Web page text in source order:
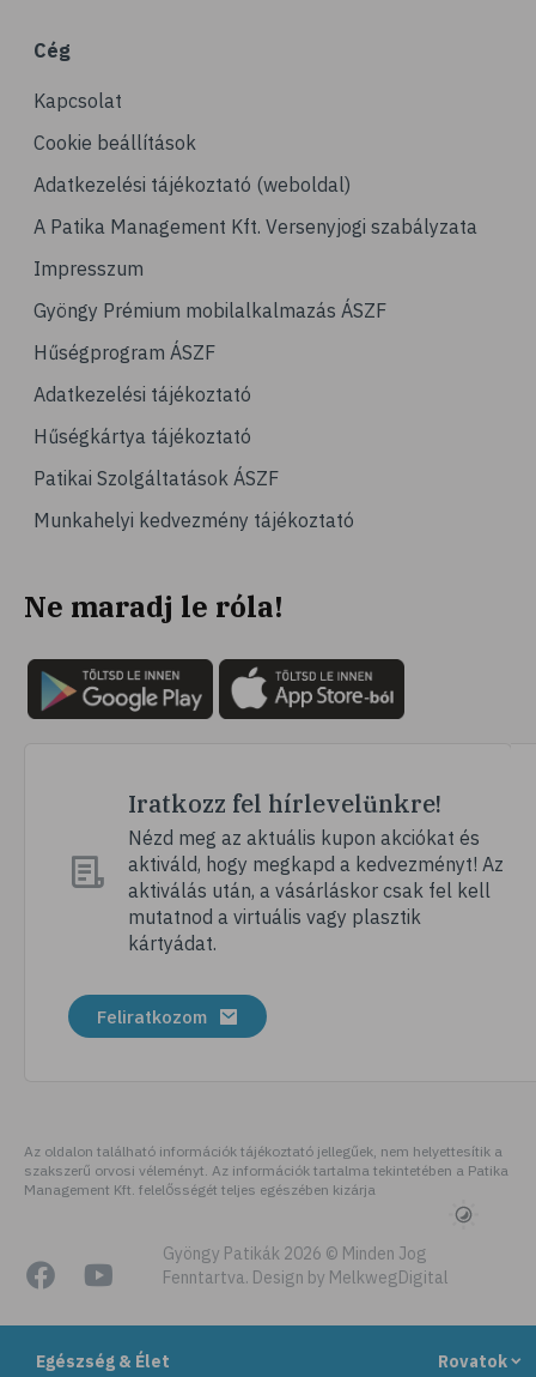
Egészség & Élet Rovatok
# csonttörés
# mozgásszervi problémák
# köszvény
# ínhüvelygyulladás
# tél
# vérnyomásmérés
# kardiológia
# kardiovaszkuláris betegségek
# szív- és érrendszer
# vérnyomás
# mozgás
# pszichológia
# hátfájás
# vérnyomáscsökkentés
# megfázás
# influenza
# fertőző betegségek
# köhögés
# immunerősítés
# kézmosás
# szépségápolás
# bőrápolás
# izlandi zuzmó
Cég
Kapcsolat
Cookie beállítások
Adatkezelési tájékoztató (weboldal)
A Patika Management Kft. Versenyjogi szabályzata
Impresszum
Gyöngy Prémium mobilalkalmazás ÁSZF
Hűségprogram ÁSZF
Adatkezelési tájékoztató
Hűségkártya tájékoztató
Patikai Szolgáltatások ÁSZF
Munkahelyi kedvezmény tájékoztató
Ne maradj le róla!
Iratkozz fel hírlevelünkre!
Nézd meg az aktuális kupon akciókat és
aktiváld, hogy megkapd a kedvezményt! Az
aktiválás után, a vásárláskor csak fel kell
mutatnod a virtuális vagy plasztik
kártyádat.
Feliratkozom
Az oldalon található információk tájékoztató jellegűek, nem helyettesítik a
szakszerű orvosi véleményt. Az információk tartalma tekintetében a Patika
Management Kft. felelősségét teljes egészében kizárja
Gyöngy Patikák 2026 © Minden Jog
Fenntartva. Design by MelkwegDigital